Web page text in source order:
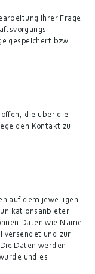
Ihrer Frage
gespeichert bzw.
die über die
den Kontakt zu
auf dem jeweiligen
Daten wie Name
versendet und zur
Daten werden
und es